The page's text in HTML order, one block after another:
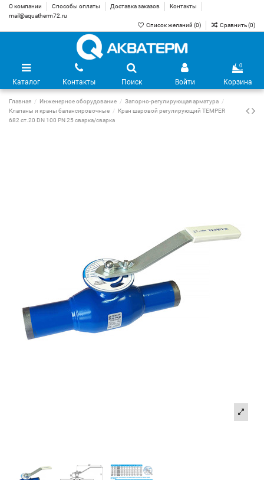
О компании Способы оплаты Доставка заказов
Контакты
mail@aquatherm72.ru
Список желаний (0) Сравнить (0)
Каталог Контакты Поиск Войти
0
Корзина
Главная Инженерное оборудование
Запорно-регулирующая арматура
Клапаны и краны балансировочные
Кран шаровой регулирующий TEMPER
682 ст.20 DN 100 PN 25 сварка/сварка